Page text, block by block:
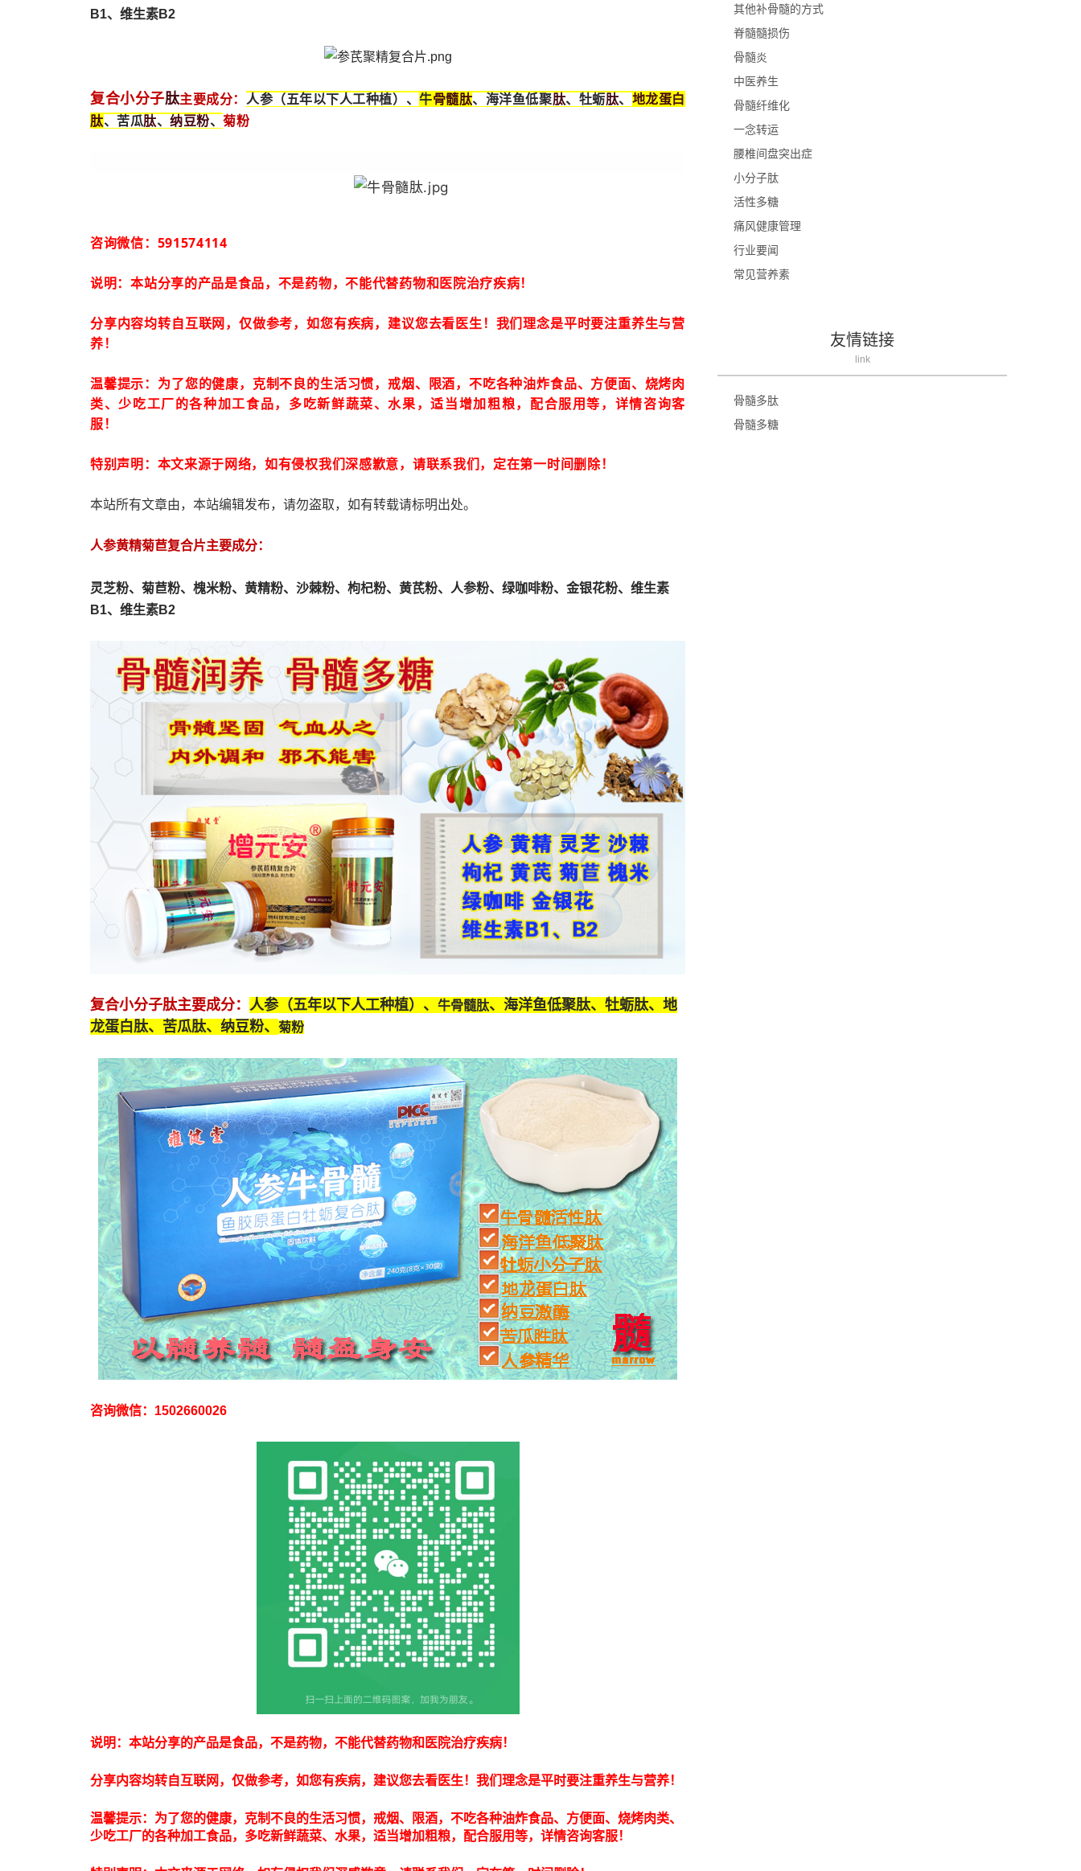
B1、维生素B2
复合小分子肽主要成分： 人参（五年以下人工种植）、牛骨髓肽、海洋鱼低聚肽、牡蛎肽、 地龙蛋白
肽、苦瓜肽、纳豆粉、菊粉
咨询微信：591574114
说明：本站分享的产品是食品，不是药物，不能代替药物和医院治疗疾病！
分享内容均转自互联网，仅做参考，如您有疾病，建议您去看医生！我们理念是平时要注重养生与营
养！
温馨提示：为了您的健康，克制不良的生活习惯，戒烟、限酒，不吃各种油炸食品、方便面、烧烤肉
类、少吃工厂的各种加工食品，多吃新鲜蔬菜、水果，适当增加粗粮，配合服用等，详情咨询客
服！
特别声明：本文来源于网络，如有侵权我们深感歉意，请联系我们，定在第一时间删除！
本站所有文章由，本站编辑发布，请勿盗取，如有转载请标明出处。
人参黄精菊苣复合片主要成分：
灵芝粉、 菊苣粉、 槐米粉、 黄精粉、沙棘粉、枸杞粉、黄芪粉、人参粉、绿咖啡粉、金银花粉、维生素
B1、维生素B2
复合小分子肽主要成分： 人参（五年以下人工种植）、 牛骨髓肽、海洋鱼低聚肽、牡蛎肽、 地
龙蛋白肽、苦瓜肽、纳豆粉、 菊粉
咨询微信：1502660026
说明：本站分享的产品是食品，不是药物，不能代替药物和医院治疗疾病！
分享内容均转自互联网，仅做参考，如您有疾病，建议您去看医生！我们理念是平时要注重养生与营养！
温馨提示：为了您的健康，克制不良的生活习惯，戒烟、限酒，不吃各种油炸食品、方便面、烧烤肉类、
少吃工厂的各种加工食品，多吃新鲜蔬菜、水果，适当增加粗粮，配合服用等，详情咨询客服！
其他补骨髓的方式
脊髓髓损伤
骨髓炎
中医养生
骨髓纤维化
一念转运
腰椎间盘突出症
小分子肽
活性多糖
痛风健康管理
行业要闻
常见营养素
友情链接
link
骨髓多肽
骨髓多糖